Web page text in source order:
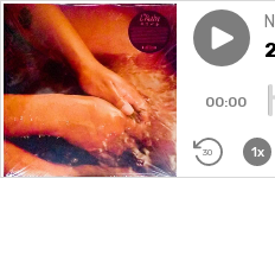
Play
00:00
30 1x